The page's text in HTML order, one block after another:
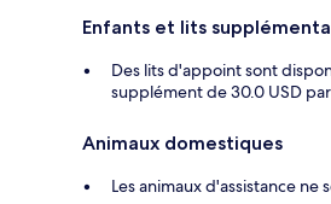
Enfants et lits
Des lits d'appoint sont
supplément de 30.0 USD
Animaux domestiques
Les animaux d'assistance ne